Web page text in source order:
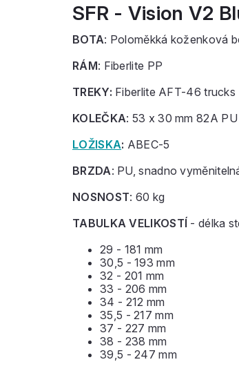
SFR - Vision V2
BOTA: Poloměkká koženková
RÁM: Fiberlite PP
TREKY: Fiberlite AFT-46 trucks
KOLEČKA: 53 x 30 mm 82A
LOŽISKA: ABEC-5
BRZDA: PU, snadno
NOSNOST: 60 kg
TABULKA VELIKOSTÍ - délka
29 - 181 mm
30,5 - 193 mm
32 - 201 mm
33 - 206 mm
34 - 212 mm
35,5 - 217 mm
37 - 227 mm
38 - 238 mm
39,5 - 247 mm